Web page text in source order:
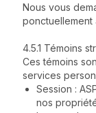
Nous vous
ponctuellement
4.5.1 Témoins
Ces témoins
services
Session :
nos